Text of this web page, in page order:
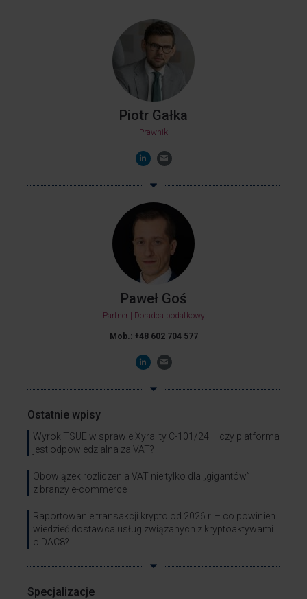
Piotr Gałka
Prawnik
Paweł Goś
Partner | Doradca podatkowy
Mob.: +48 602 704 577
Ostatnie wpisy
Wyrok TSUE w sprawie Xyrality C-101/24 – czy platforma
jest odpowiedzialna za VAT?
Obowiązek rozliczenia VAT nie tylko dla „gigantów”
z branży e-commerce
Raportowanie transakcji krypto od 2026 r. – co powinien
wiedzieć dostawca usług związanych z kryptoaktywami
o DAC8?
Specjalizacje